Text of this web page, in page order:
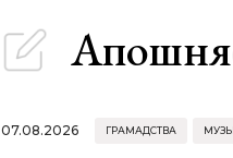
07.08.2026 ГРАМАДСТВА